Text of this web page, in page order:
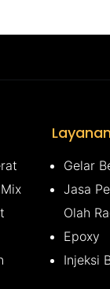
Gelar
Jasa
Olah
Epoxy
Injeksi